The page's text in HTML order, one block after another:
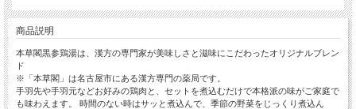
商品説明
本草閣黒参鶏湯は、漢方の専門家が美味しさと滋味にこだわったオリジナルブレン
ド
※「本草閣」は名古屋市にある漢方専門の薬局です。
手羽先や手羽元などお好みの鶏肉と、セットを煮込むだけで本格派の味がご家庭で
も味わえます。 時間のない時はサッと煮込んで、季節の野菜をじっくり煮込ん